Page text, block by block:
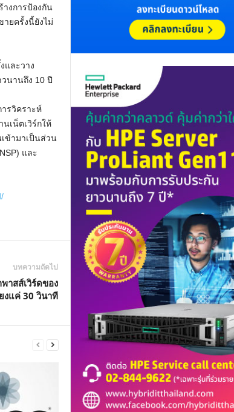
างการป้องกัน
ยครั้งนี้ยังไม่
และวาง
นานถึง 10 ปี
รวิคราะห์
เน็ตเวิร์กให้
ข้ามาเป็นส่วน
และ
บทความถัดไป
าสส์เวิร์ดของ
งแค่ 30 วินาที